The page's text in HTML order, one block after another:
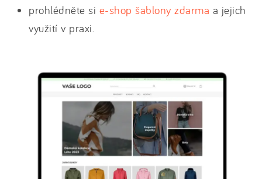
prohlédněte si e-shop šablony zdarma a jejich
využití v praxi.